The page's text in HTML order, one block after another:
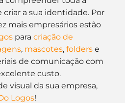
criar a sua identidade. Por
mais empresários estão
para criação de
, mascotes, folders e
de comunicação com
custo.
visual da sua empresa,
Logos!